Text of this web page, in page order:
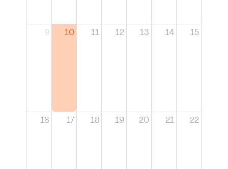
9 10 11 12 13 14 15
16 17 18 19 20 21 22